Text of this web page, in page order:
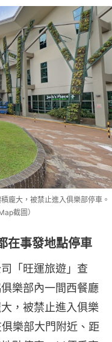
龐大，被禁止進入俱樂部停車。
截圖）
在事發地點停車
「旺運旅遊」查
樂部內一間西餐廳
，被禁止進入俱樂
樂部大門附近、距